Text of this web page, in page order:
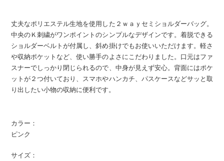
丈夫なポリエステル生地を使用した２ｗａｙセミショルダーバッグ。
中央のＫ刺繍がワンポイントのシンプルなデザインです。着脱できる
ショルダーベルトが付属し、斜め掛けでもお使いいただけます。軽さ
や収納ポケットなど、使い勝手のよさにこだわりました。口元はファ
スナーでしっかり閉じられるので、中身が見えず安心。背面にはポケ
ットが２つ付いており、スマホやハンカチ、パスケースなどサッと取
り出したい小物の収納に便利です。
カラー：
ピンク
サイズ：